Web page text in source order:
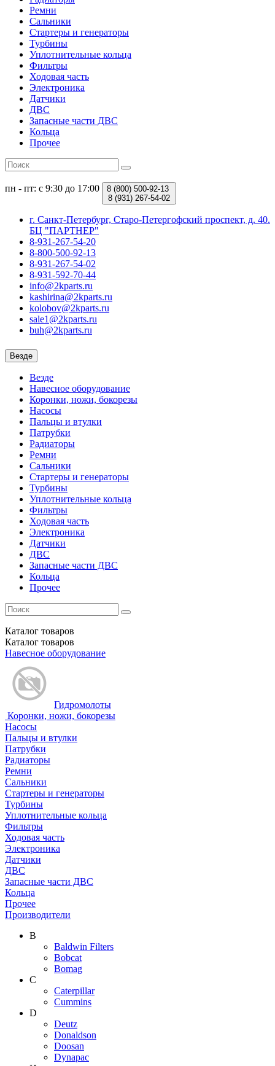
Ремни
Сальники
Стартеры и генераторы
Турбины
Уплотнительные кольца
Фильтры
Ходовая часть
Электроника
Датчики
ДВС
Запасные части ДВС
Кольца
Прочее
пн - пт: с 9:30 до 17:00 8 (800) 500-92-13
8 (931) 267-54-02
г. Санкт-Петербург, Старо-Петергофский проспект, д. 40.
БЦ "ПАРТНЕР"
8-931-267-54-20
8-800-500-92-13
8-931-267-54-02
8-931-592-70-44
info@2kparts.ru
kashirina@2kparts.ru
kolobov@2kparts.ru
sale1@2kparts.ru
buh@2kparts.ru
Везде
Везде
Навесное оборудование
Коронки, ножи, бокорезы
Насосы
Пальцы и втулки
Патрубки
Радиаторы
Ремни
Сальники
Стартеры и генераторы
Турбины
Уплотнительные кольца
Фильтры
Ходовая часть
Электроника
Датчики
ДВС
Запасные части ДВС
Кольца
Прочее
Каталог товаров
Каталог товаров
Навесное оборудование
Гидромолоты
Коронки, ножи, бокорезы
Насосы
Пальцы и втулки
Патрубки
Радиаторы
Ремни
Сальники
Стартеры и генераторы
Турбины
Уплотнительные кольца
Фильтры
Ходовая часть
Электроника
Датчики
ДВС
Запасные части ДВС
Кольца
Прочее
Производители
B
Baldwin Filters
Bobcat
Bomag
C
Caterpillar
Cummins
D
Deutz
Donaldson
Doosan
Dynapac